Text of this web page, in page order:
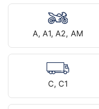
A, A1, A2, AM
C, C1